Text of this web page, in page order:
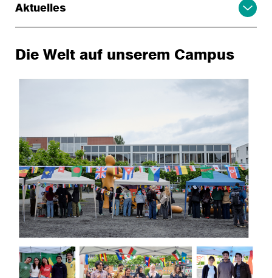
Aktuelles
Die Welt auf unserem Campus